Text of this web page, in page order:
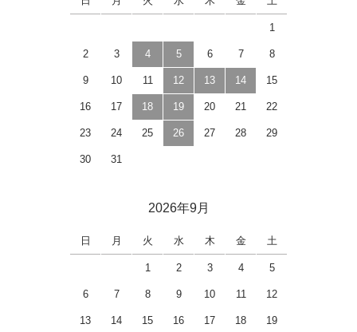
1
2 3 4 5 6 7 8
9 10 11 12 13 14 15
16 17 18 19 20 21 22
23 24 25 26 27 28 29
30 31
2026年9月
日 月 火 水 木 金 土
1 2 3 4 5
6 7 8 9 10 11 12
13 14 15 16 17 18 19